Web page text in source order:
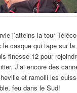
j’atteins la tour
casque qui tape sur la
finesse 12 pour
J’ai encore des
et ramolli les
feu dans le Sud!